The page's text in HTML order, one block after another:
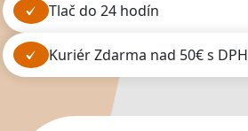
tlač do 24 hodín
kuriér Zdarma nad 50€ s DPH